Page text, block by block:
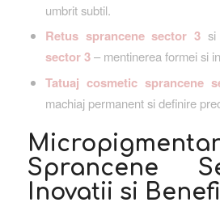
umbrit subtil.
Retus sprancene sector 3
sector 3– mentinerea formei si
Tatuaj cosmetic sprancene
machiaj permanent si definire
Sprancene
Inovatii si